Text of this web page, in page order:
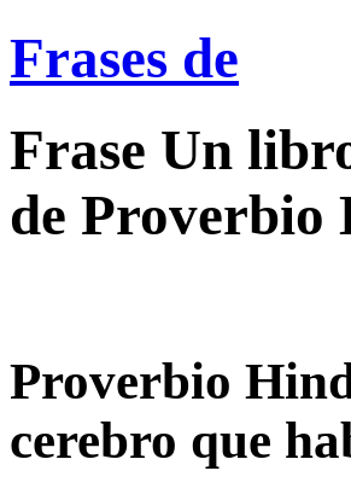
Frases de
Frase Un
de Proverbio
Proverbio
cerebro que